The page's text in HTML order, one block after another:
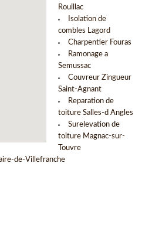
Rouillac
Isolation de
combles Lagord
Charpentier Fouras
Ramonage a
Semussac
Couvreur Zingueur
Saint-Agnant
Reparation de
toiture Salles-d Angles
Surelevation de
toiture Magnac-sur-
Touvre
de-Villefranche